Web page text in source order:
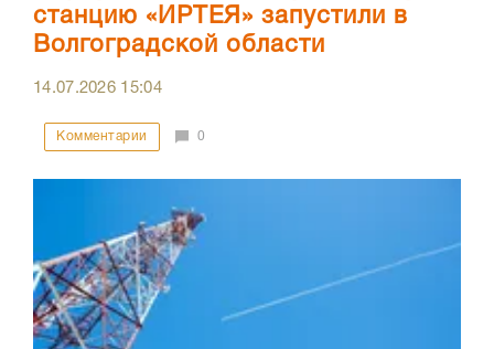
станцию «ИРТЕЯ» запустили в
Волгоградской области
14.07.2026 15:04
Комментарии 0